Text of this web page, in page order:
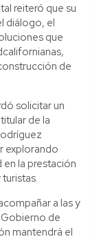
reiteró que su
diálogo, el
que
de
solicitar un
de la
explorando
la prestación
a las y
de
mantendrá el